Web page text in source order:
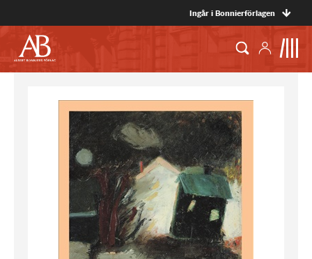
Ingår i Bonnierförlagen